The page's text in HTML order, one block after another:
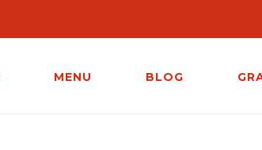
MENU BLOG